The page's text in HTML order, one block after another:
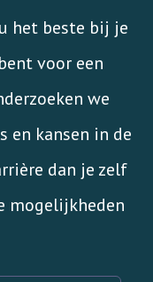
het beste bij je
voor een
we
en kansen in de
dan je zelf
mogelijkheden